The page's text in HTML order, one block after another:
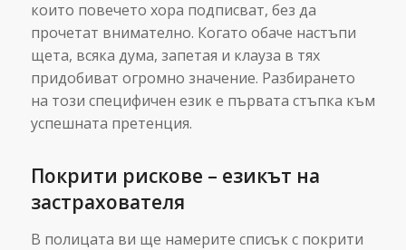
които повечето хора подписват, без да
прочетат внимателно. Когато обаче настъпи
щета, всяка дума, запетая и клауза в тях
придобиват огромно значение. Разбирането
на този специфичен език е първата стъпка към
успешната претенция.
Покрити рискове – езикът на
застрахователя
В полицата ви ще намерите списък с покрити